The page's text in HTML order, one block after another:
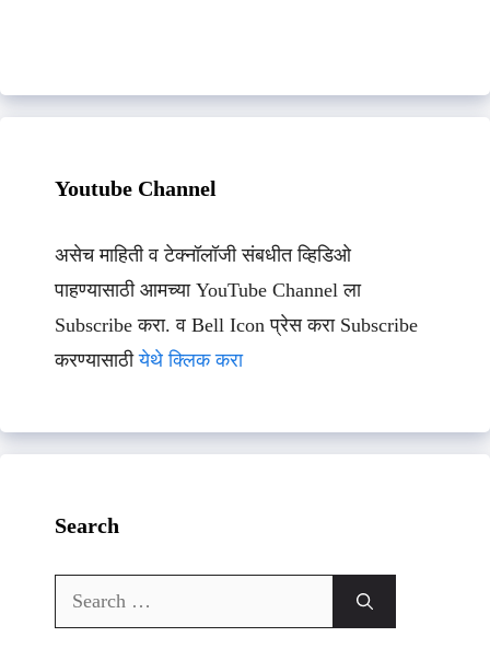
Youtube Channel
असेच माहिती व टेक्नॉलॉजी संबधीत व्हिडिओ
पाहण्यासाठी आमच्या YouTube Channel ला
Subscribe करा. व Bell Icon प्रेस करा Subscribe
करण्यासाठीयेथे क्लिक करा
Search
Search
for: